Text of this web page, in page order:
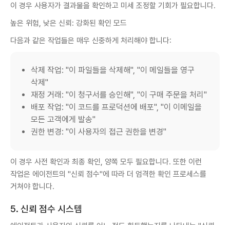
이 경우 사용자가 결과물을 확인하고 미세 조정할 기회가 필요합니다.
높은 위험, 낮은 신뢰: 강화된 확인 모드
다음과 같은 작업들은 매우 신중하게 처리해야 합니다:
삭제 작업: "이 파일들을 삭제해", "이 메일들을 영구
삭제"
재정 거래: "이 청구서를 승인해", "이 구매 주문을 처리"
배포 작업: "이 코드를 프로덕션에 배포", "이 이메일을
모든 고객에게 발송"
권한 변경: "이 사용자의 접근 권한을 변경"
이 경우 사전 확인과 최종 확인, 양쪽 모두 필요합니다. 또한 이런
작업은 에이전트의 "신뢰 점수"에 따라 더 엄격한 확인 프로세스를
거쳐야 합니다.
5. 신뢰 점수 시스템